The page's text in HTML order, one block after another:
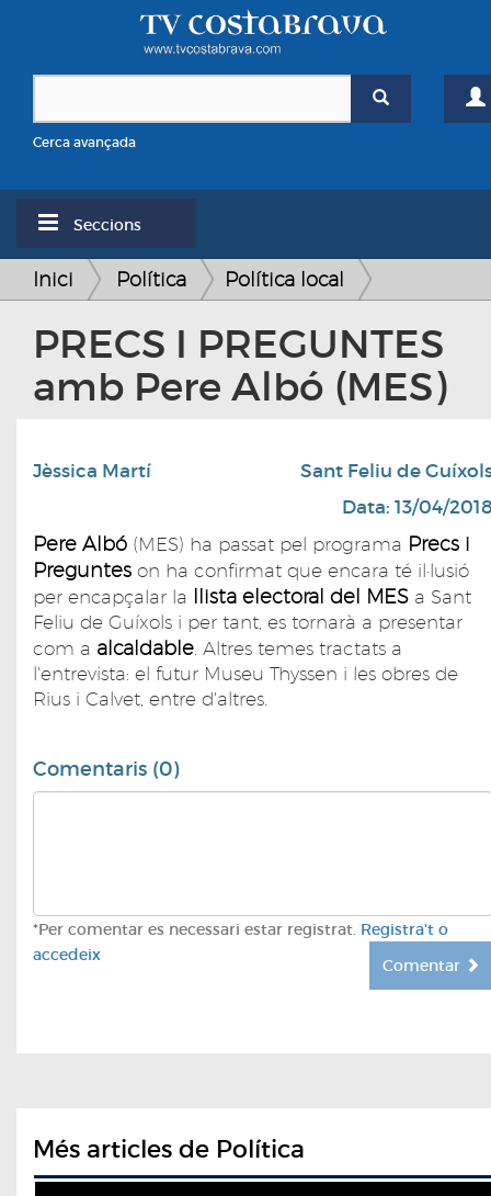
Cerca avançada
Seccions
Inici Política Política local
PRECS I PREGUNTES
amb Pere Albó (MES)
Jèssica Martí
Sant Feliu de
Data: 13/04/
Pere Albó (MES) ha passat pel programa Precs i
Preguntes on ha confirmat que encara té il·lusió
per encapçalar la
llista electoral del MES a Sant
Feliu de Guíxols i per tant, es tornarà a presentar
com a alcaldable. Altres temes tractats a
l'entrevista: el futur Museu Thyssen i les obres de
Rius i Calvet, entre d'altres.
Comentaris (0)
*Per comentar es necessari estar registrat. Registra't o
accedeix
Comentar
Més articles de Política